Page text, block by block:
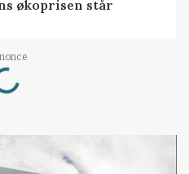
økoprisen står